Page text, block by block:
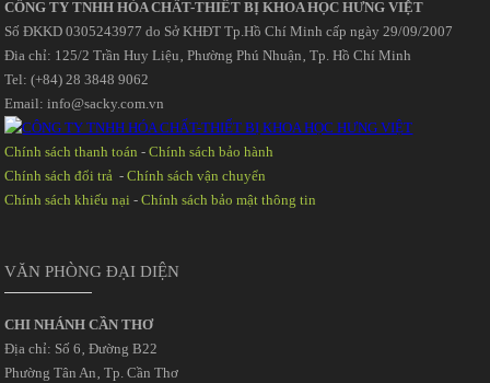
CÔNG TY TNHH HÓA CHẤT-THIẾT BỊ KHOA HỌC HƯNG VIỆT
Số ĐKKD 0305243977 do Sở KHĐT Tp.Hồ Chí Minh cấp ngày 29/09/2007
Đia chỉ: 125/2 Trần Huy Liệu‚ Phường Phú Nhuận‚ Tp. Hồ Chí Minh
Tel: (+84) 28 3848 9062
Email: info@sacky.com.vn
Chính sách thanh toán -Chính sách bảo hành
Chính sách đổi trả -Chính sách vận chuyển
Chính sách khiếu nại -Chính sách bảo mật thông tin
VĂN PHÒNG ĐẠI DIỆN
CHI NHÁNH CẦN THƠ
Địa chỉ: Số 6‚ Đường B22
Phường Tân An‚ Tp. Cần Thơ